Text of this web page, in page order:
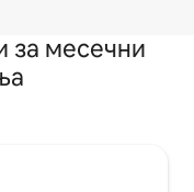
за месечни